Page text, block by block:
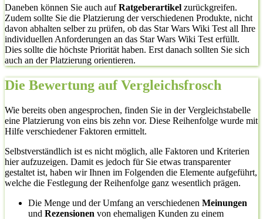
Daneben können Sie auch aufRatgeberartikel zurückgreifen.
Zudem sollte Sie die Platzierung der verschiedenen Produkte, nicht
davon abhalten selber zu prüfen, ob das Star Wars Wiki Test all Ihre
individuellen Anforderungen an das Star Wars Wiki Test erfüllt.
Dies sollte die höchste Priorität haben. Erst danach sollten Sie sich
auch an der Platzierung orientieren.
Die Bewertung auf Vergleichsfrosch
Wie bereits oben angesprochen, finden Sie in der Vergleichstabelle
eine Platzierung von eins bis zehn vor. Diese Reihenfolge wurde mit
Hilfe verschiedener Faktoren ermittelt.
Selbstverständlich ist es nicht möglich, alle Faktoren und Kriterien
hier aufzuzeigen. Damit es jedoch für Sie etwas transparenter
gestaltet ist, haben wir Ihnen im Folgenden die Elemente aufgeführt,
welche die Festlegung der Reihenfolge ganz wesentlich prägen.
Die Menge und der Umfang an verschiedenen Meinungen
und Rezensionen von ehemaligen Kunden zu einem